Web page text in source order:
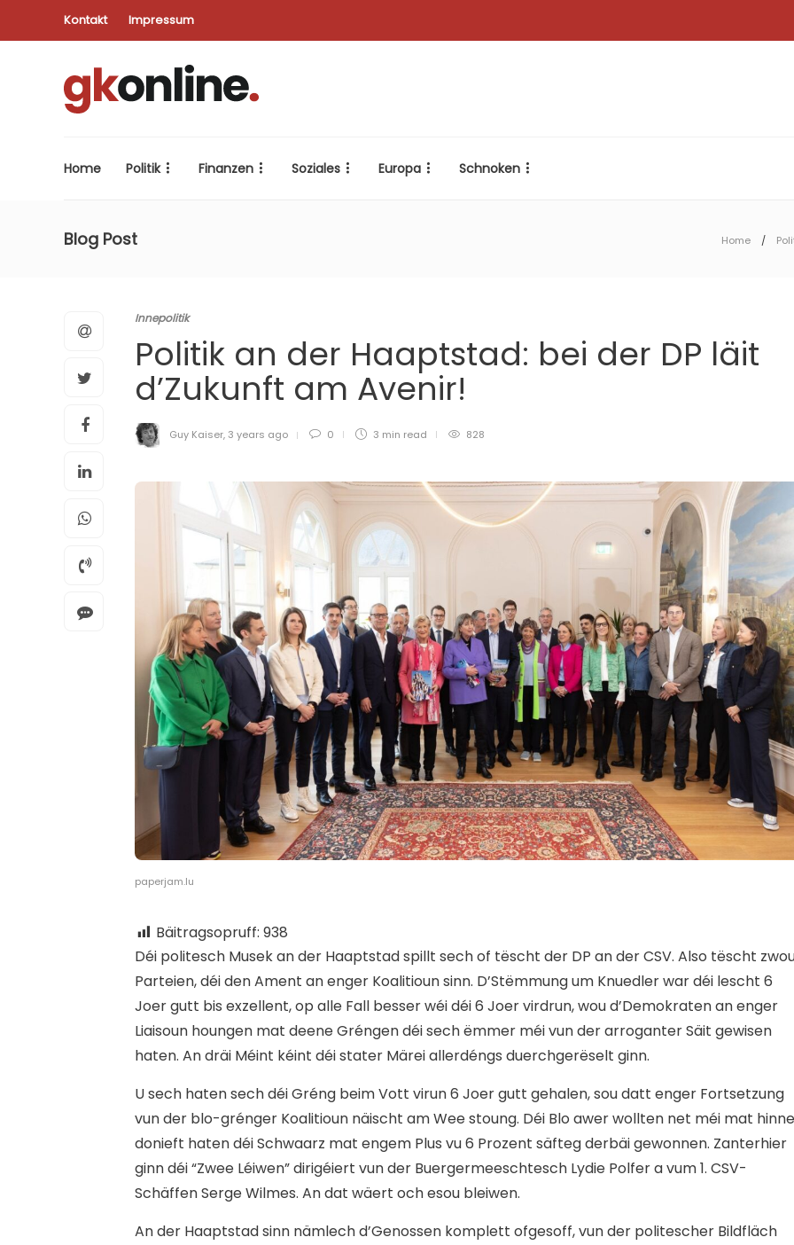
Kontakt Impressum
Home Politik Finanzen Soziales Europa Schnoken
Blog Post Home
Innepolitik
Politik an der Haaptstad: bei der DP läit
d’Zukunft am Avenir!
Guy Kaiser, 3 years ago 0 3 min read 828
paperjam.lu
Bäitragsopruff: 938
Déi politesch Musek an der Haaptstad spillt sech of tëscht der DP an der CSV. Also tëscht
Parteien, déi den Ament an enger Koalitioun sinn. D’Stëmmung um Knuedler war déi lescht 6
Joer gutt bis exzellent, op alle Fall besser wéi déi 6 Joer virdrun, wou d’Demokraten an enger
Liaisoun houngen mat deene Gréngen déi sech ëmmer méi vun der arroganter Säit gewisen
haten. An dräi Méint kéint déi stater Märei allerdéngs duerchgerëselt ginn.
U sech haten sech déi Gréng beim Vott virun 6 Joer gutt gehalen, sou datt enger Fortsetzung
vun der blo-grénger Koalitioun näischt am Wee stoung. Déi Blo awer wollten net méi mat
donieft haten déi Schwaarz mat engem Plus vu 6 Prozent säfteg derbäi gewonnen. Zanterhier
ginn déi “Zwee Léiwen” dirigéiert vun der Buergermeeschtesch Lydie Polfer a vum 1. CSV-
Schäffen Serge Wilmes. An dat wäert och esou bleiwen.
An der Haaptstad sinn nämlech d’Genossen komplett ofgesoff, vun der politescher Bildfläch